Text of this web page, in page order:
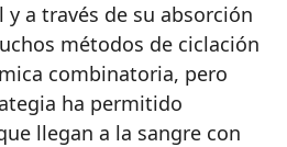
a través de su absorción
métodos de ciclación
combinatoria, pero
ha permitido
llegan a la sangre con